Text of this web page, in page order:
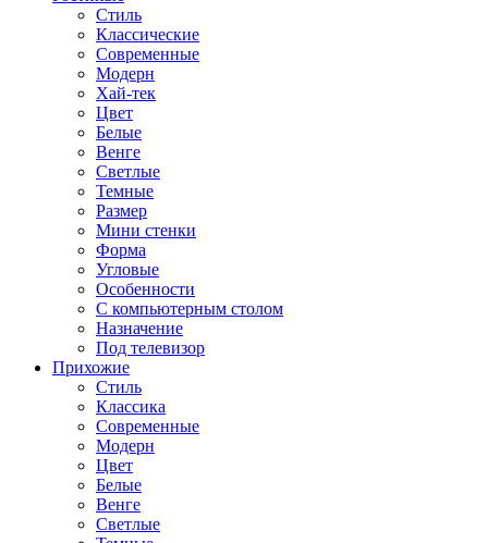
Стиль
Классические
Современные
Модерн
Хай-тек
Цвет
Белые
Венге
Светлые
Темные
Размер
Мини стенки
Форма
Угловые
Особенности
С компьютерным столом
Назначение
Под телевизор
Прихожие
Стиль
Классика
Современные
Модерн
Цвет
Белые
Венге
Светлые